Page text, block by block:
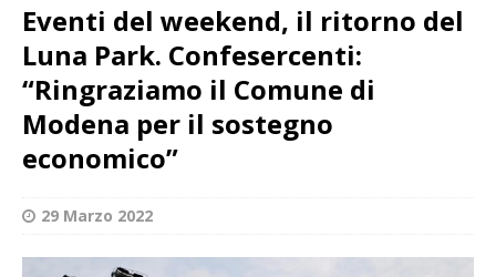
Eventi del weekend, il ritorno del
Luna Park. Confesercenti:
“Ringraziamo il Comune di
Modena per il sostegno
economico”
29 Marzo 2022